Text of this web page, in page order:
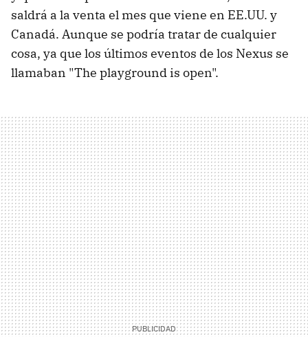
saldrá a la venta el mes que viene en EE.UU. y
Canadá. Aunque se podría tratar de cualquier
cosa, ya que los últimos eventos de los Nexus se
llamaban "The playground is open".